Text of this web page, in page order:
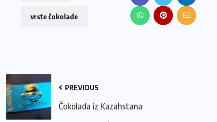
vrste čokolade
PREVIOUS
Čokolada iz Kazahstana